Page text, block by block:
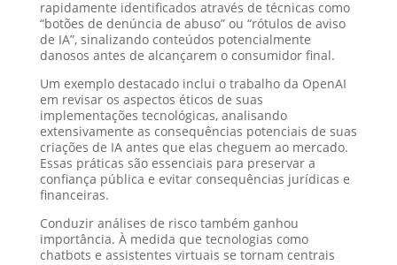
rapidamente identificados através de técnicas como
“botões de denúncia de abuso” ou “rótulos de aviso
de IA”, sinalizando conteúdos potencialmente
danosos antes de alcançarem o consumidor final.
Um exemplo destacado inclui o trabalho da OpenAI
em revisar os aspectos éticos de suas
implementações tecnológicas, analisando
extensivamente as consequências potenciais de suas
criações de IA antes que elas cheguem ao mercado.
Essas práticas são essenciais para preservar a
confiança pública e evitar consequências jurídicas e
financeiras.
Conduzir análises de risco também ganhou
importância. À medida que tecnologias como
chatbots e assistentes virtuais se tornam centrais